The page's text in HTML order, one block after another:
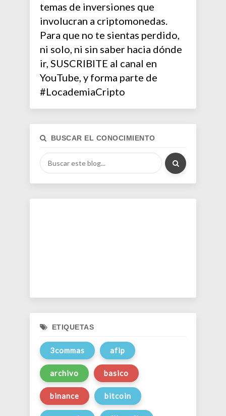
temas de inversiones que
involucran a criptomonedas.
Para que no te sientas perdido,
ni solo, ni sin saber hacia dónde
ir, SUSCRIBITE al canal en
YouTube, y forma parte de
#LocademiaCripto
BUSCAR EL CONOCIMIENTO
ETIQUETAS
3commas afip
archivo basico
binance bitcoin